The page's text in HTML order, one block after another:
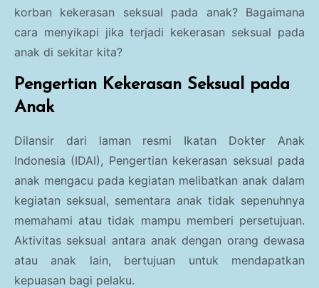
korban kekerasan seksual pada anak? Bagaimana
cara menyikapi jika terjadi kekerasan seksual pada
anak di sekitar kita?
Pengertian Kekerasan Seksual pada
Anak
Dilansir dari laman resmi Ikatan Dokter Anak
Indonesia (IDAI), Pengertian kekerasan seksual pada
anak mengacu pada kegiatan melibatkan anak dalam
kegiatan seksual, sementara anak tidak sepenuhnya
memahami atau tidak mampu memberi persetujuan.
Aktivitas seksual antara anak dengan orang dewasa
atau anak lain, bertujuan untuk mendapatkan
kepuasan bagi pelaku.